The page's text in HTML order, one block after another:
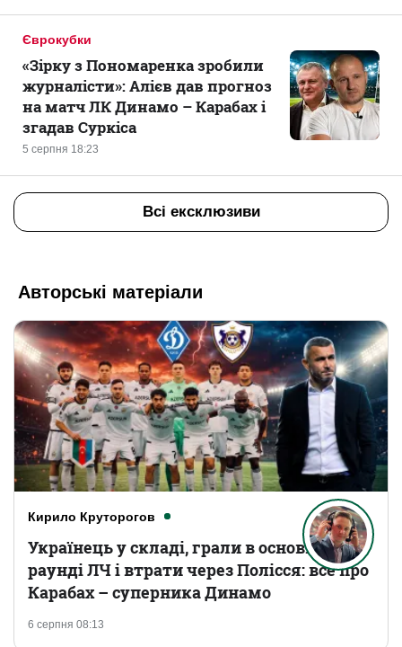
Єврокубки
5 серпня 18:23
«Зірку з Пономаренка зробили
журналісти»: Алієв дав прогноз
на матч ЛК Динамо – Карабах і
згадав Суркіса
Всі ексклюзиви
Авторські матеріали
Кирило Круторогов
6 серпня 08:13
Українець у складі, грали в основному
раунді ЛЧ і втрати через Полісся: все про
Карабах – суперника Динамо